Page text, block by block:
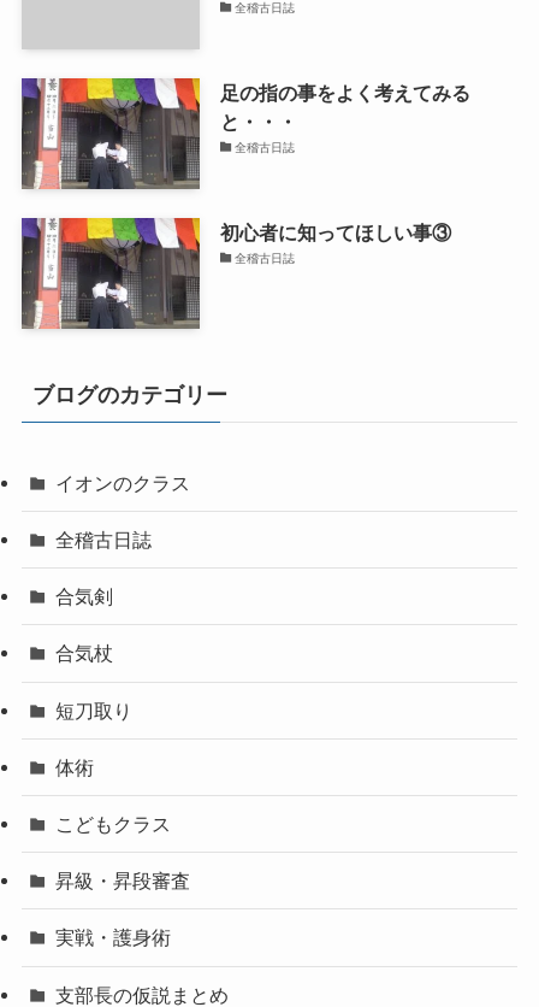
全稽古日誌
足の指の事をよく考えてみる
と・・・
全稽古日誌
初心者に知ってほしい事③
全稽古日誌
ブログのカテゴリー
イオンのクラス
全稽古日誌
合気剣
合気杖
短刀取り
体術
こどもクラス
昇級・昇段審査
実戦・護身術
支部長の仮説まとめ